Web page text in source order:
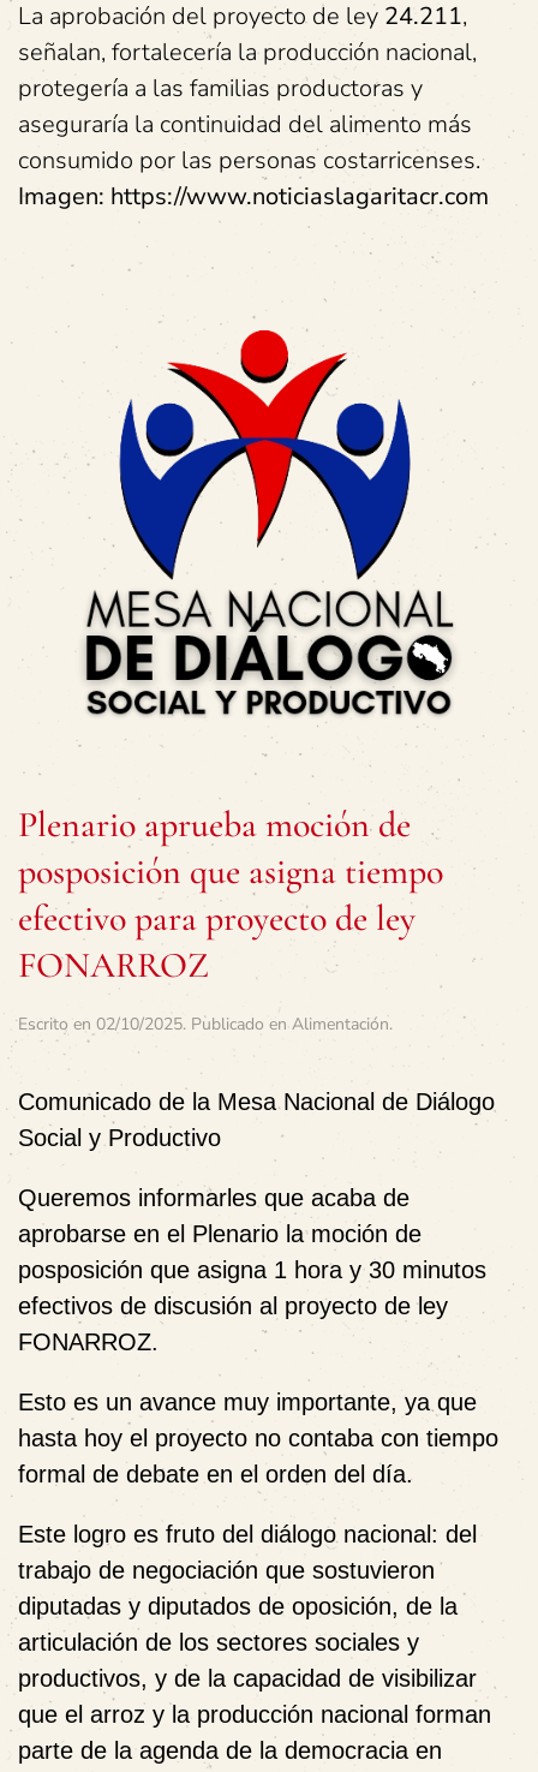
La aprobación del proyecto de ley 24.211,
señalan, fortalecería la producción nacional,
protegería a las familias productoras y
aseguraría la continuidad del alimento más
consumido por las personas costarricenses.
Imagen: https://www.noticiaslagaritacr.com
Plenario aprueba moción de
posposición que asigna tiempo
efectivo para proyecto de ley
FONARROZ
Escrito en 02/10/2025. Publicado en Alimentación.
Comunicado de la Mesa Nacional de Diálogo
Social y Productivo
Queremos informarles que acaba de
aprobarse en el Plenario la moción de
posposición que asigna 1 hora y 30 minutos
efectivos de discusión al proyecto de ley
FONARROZ.
Esto es un avance muy importante, ya que
hasta hoy el proyecto no contaba con tiempo
formal de debate en el orden del día.
Este logro es fruto del diálogo nacional: del
trabajo de negociación que sostuvieron
diputadas y diputados de oposición, de la
articulación de los sectores sociales y
productivos, y de la capacidad de visibilizar
que el arroz y la producción nacional forman
parte de la agenda de la democracia en